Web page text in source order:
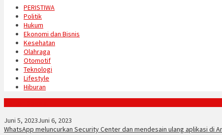
PERISTIWA
Politik
Hukum
Ekonomi dan Bisnis
Kesehatan
Olahraga
Otomotif
Teknologi
Lifestyle
Hiburan
Juni 5, 2023Juni 6, 2023
WhatsApp meluncurkan Security Center dan mendesain ulang aplikasi di